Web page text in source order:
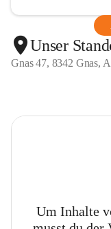
Unser
Gnas 47, 8342 Gnas,
Um Inhalte